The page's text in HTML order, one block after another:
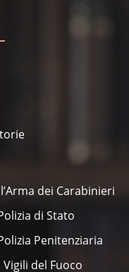
dei Carabinieri
di Stato
Penitenziaria
del Fuoco